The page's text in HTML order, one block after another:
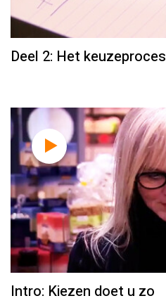
Deel 2: Het keuzeproces
Intro: Kiezen doet u zo